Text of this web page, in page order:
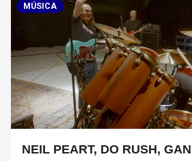
MÚSICA
NEIL PEART, DO RUSH,